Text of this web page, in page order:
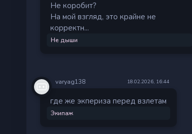
Не коробит?
На мой взгляд, это крайне не
корректн...
Не дыши
varyag138 18.02.2026, 16:44
где же экпериза перед взлетам
Экипаж